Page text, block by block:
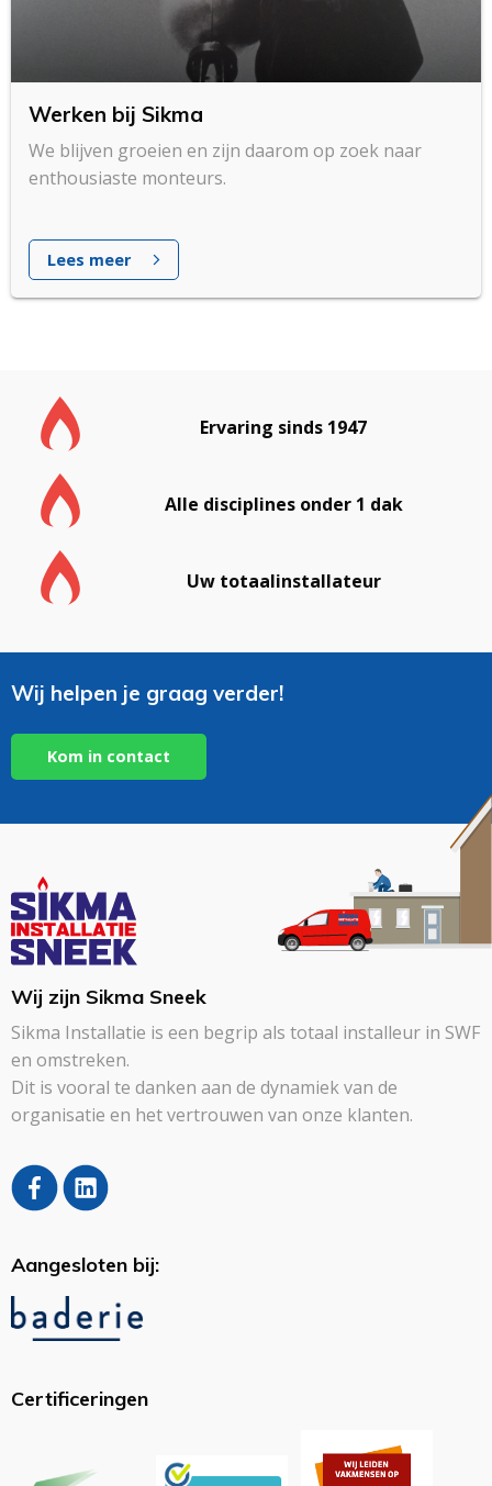
Werken bij Sikma
We blijven groeien en zijn daarom op zoek naar
enthousiaste monteurs.
Lees meer
Ervaring sinds 1947
Alle disciplines onder 1 dak
Uw totaalinstallateur
Wij helpen je graag verder!
Kom in contact
Wij zijn Sikma Sneek
Sikma Installatie is een begrip als totaal installeur in SWF
en omstreken.
Dit is vooral te danken aan de dynamiek van de
organisatie en het vertrouwen van onze klanten.
Aangesloten bij:
Certificeringen